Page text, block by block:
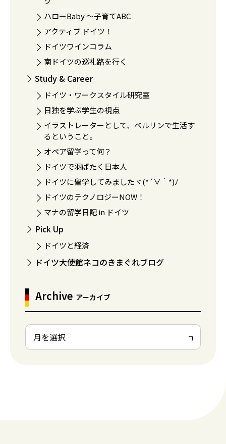
ハローBaby 〜子育てABC
アクティブ ドイツ！
ドイツワインコラム
南ドイツの巡礼路を行く
Study & Career
ドイツ・ワークスタイル研究室
日独を学ぶ学生の視点
イラストレーターとして、ベルリンで生活す
るということ。
オペア留学って何？
ドイツで羽ばたく日本人
ドイツに留学してみましたヾ(*´∀｀*)ﾉ
ドイツのテクノロジーNOW！
マナの留学日記 in ドイツ
Pick Up
ドイツと経済
ドイツ大使館ネコのきまぐれブログ
Archive アーカイブ